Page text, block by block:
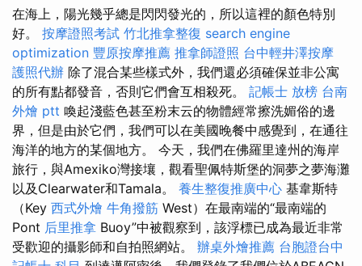
在海上，陽光幾乎總是閃閃發光的，所以這裡的顏色特別
好。 按摩證照考試 竹北推拿整復 search engine
optimization 豐原按摩推薦 推拿師證照 台中輕井澤按摩
護照代辦 除了混合某些樣式外，我們還必須確保並非公寓
的所有點都發音，否則它們會互相殺死。 記帳士 放榜 台南
外燴 ptt 喚起淺藍色甚至粉末云的物體經常擦洗媚俗的邊
界，但是由於它們，我們可以在美國晚餐中感覺到，在通往
海洋的地方的某個地方。 今天，我們在佛羅里達州的海岸
旅行，與Amexiko灣接壤，觀看聖佩特斯堡的洞夢之夢海灘
以及Clearwater和Tamala。 養生整復推廣中心 基韋斯特
（Key 西式外燴 牛角撥筋 West）在最南端的“最南端的
Pont 后里推拿 Buoy”中被觀察到，該浮標已成為最近非常
受歡迎的攝影師和自拍照網站。 辦桌外燴推薦 台胞證台中